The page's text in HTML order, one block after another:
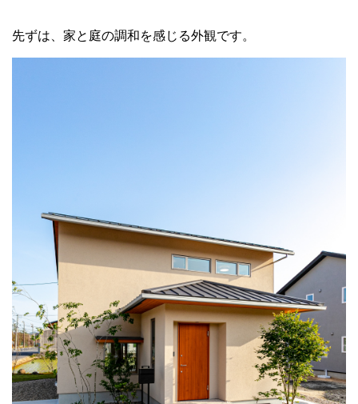
先ずは、家と庭の調和を感じる外観です。